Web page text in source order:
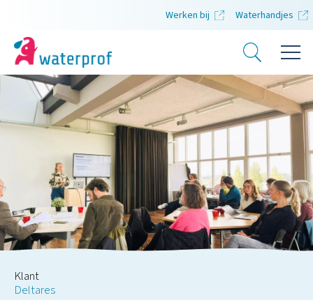
Werken bij Waterhandjes
Klant
Deltares